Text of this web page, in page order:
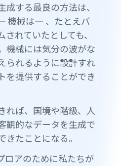
する最良の方法は、
機械は— 、たとえバ
れていたとしても、
機械には気分の波がな
られるように設計すれ
を提供することができ
れば、国境や階級、人
観的なデータを生成で
たことになる。
ロアのために私たちが